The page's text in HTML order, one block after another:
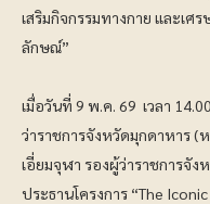
เสริมกิจกรรมทางกาย และเศ
ลักษณ์”
เมื่อวันที่ 9 พ.ค. 69 เวลา
ว่าราชการจังหวัดมุกดาหาร (ห
เอี่ยมจุฬา รองผู้ว่าราชการจัง
ประธานโครงการ “The